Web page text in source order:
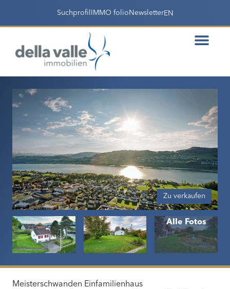
Suchprofil IMMO folio NewsletterEN
Zu verkaufen
Meisterschwanden Einfamilienhaus